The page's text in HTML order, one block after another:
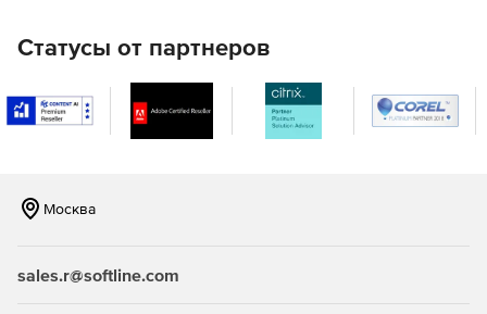
изображения с совмещением перспективы.
Статусы от партнеров
Москва
sales.r@softline.com